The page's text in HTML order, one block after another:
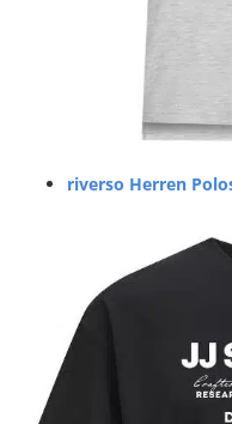
riverso Herren